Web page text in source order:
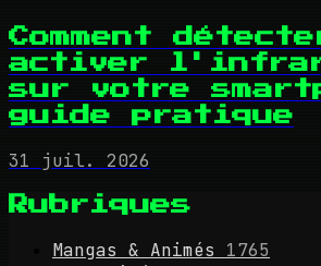
Comment
activer
sur votre
guide pratique
31 juil. 2026
Rubriques
Mangas & Animés
1765